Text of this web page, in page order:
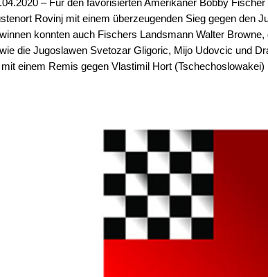
Rovinj mit einem überzeugenden Sieg gegen den
konnten auch Fischers Landsmann Walter
die Jugoslawen Svetozar Gligoric, Mijo Udovcic und
einem Remis gegen Vlastimil Hort